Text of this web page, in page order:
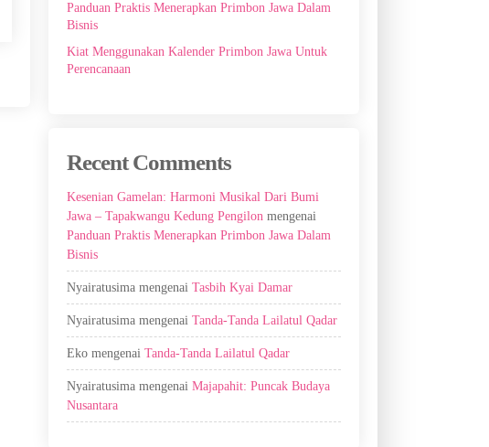
Panduan Praktis Menerapkan Primbon Jawa Dalam
Bisnis
Kiat Menggunakan Kalender Primbon Jawa Untuk
Perencanaan
Recent Comments
Kesenian Gamelan: Harmoni Musikal Dari Bumi
Jawa – Tapakwangu Kedung Pengilon mengenai
Panduan Praktis Menerapkan Primbon Jawa Dalam
Bisnis
Nyairatusima mengenaiTasbih Kyai Damar
Nyairatusima mengenaiTanda-Tanda Lailatul Qadar
Eko mengenaiTanda-Tanda Lailatul Qadar
Nyairatusima mengenaiMajapahit: Puncak Budaya
Nusantara